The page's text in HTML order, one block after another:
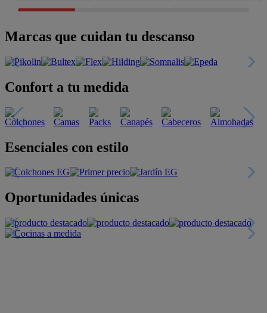
Marcas que cuidan tu descanso
Confort a tu medida
Esenciales con estilo
Oportunidades únicas